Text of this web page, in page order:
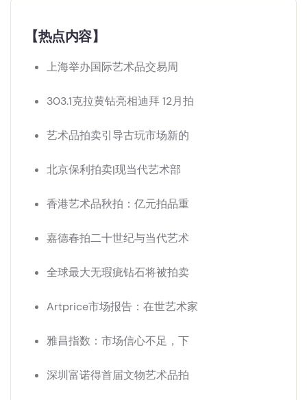
【热点内容】
上海举办国际艺术品交易周
303.1克拉黄钻亮相迪拜 12月拍
艺术品拍卖引导古玩市场新的
北京保利拍卖|现当代艺术部
香港艺术品秋拍：亿元拍品重
嘉德春拍二十世纪与当代艺术
全球最大无瑕疵钻石将被拍卖
Artprice市场报告：在世艺术家
雅昌指数：市场信心不足，下
深圳富诺得首届文物艺术品拍